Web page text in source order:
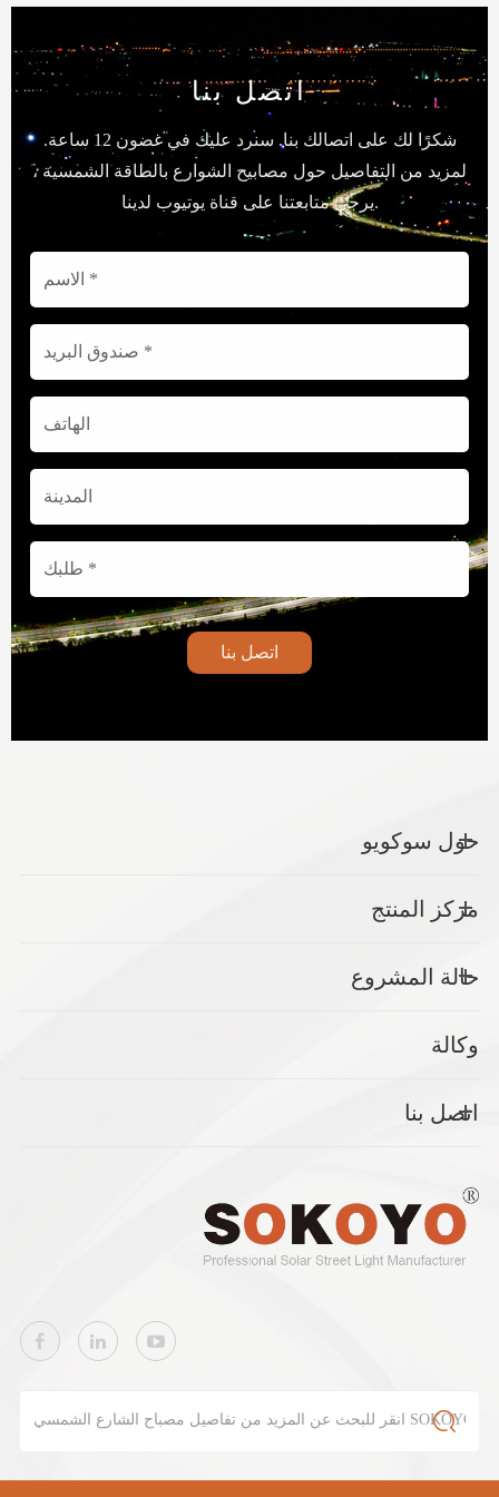
اتصل بنا
شكرًا لك على اتصالك بنا. سنرد عليك في غضون 12 ساعة.
لمزيد من التفاصيل حول مصابيح الشوارع بالطاقة الشمسية ،
يرجى متابعتنا على قناة يوتيوب لدينا.
اتصل بنا
حول سوكويو
مركز المنتج
حالة المشروع
وكالة
اتصل بنا
